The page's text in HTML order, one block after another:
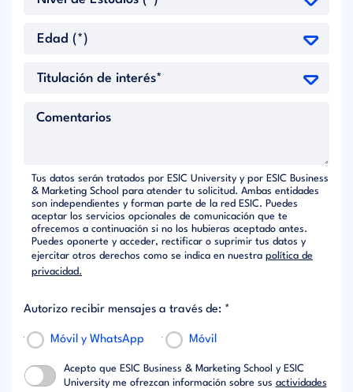
Tus datos serán tratados por ESIC University y por ESIC Business
& Marketing School para atender tu solicitud. Ambas entidades
son independientes y forman parte de la red ESIC. Puedes
aceptar los servicios opcionales de comunicación que te
ofrecemos a continuación si no los hubieras aceptado antes.
Puedes oponerte y acceder, rectificar o suprimir tus datos y
ejercitar otros derechos como se indica en nuestra política de
privacidad.
Autorizo recibir mensajes a través de: *
Móvil y WhatsApp Móvil
Acepto que ESIC Business & Marketing School y ESIC
University me ofrezcan información sobre sus actividades